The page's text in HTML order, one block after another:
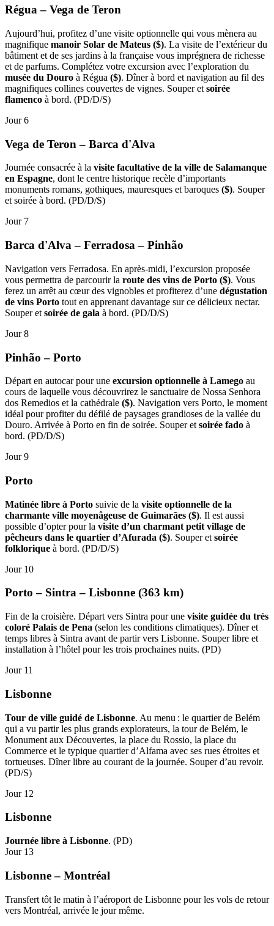
Régua – Vega de Teron
Aujourd’hui, profitez d’une visite optionnelle qui vous mènera au
magnifique manoir Solar de Mateus ($). La visite de l’extérieur du
bâtiment et de ses jardins à la française vous imprégnera de richesse
et de parfums. Complétez votre excursion avec l’exploration du
musée du Douro à Régua ($). Dîner à bord et navigation au fil des
magnifiques collines couvertes de vignes. Souper et soirée
flamenco à bord. (PD/D/S)
Jour 6
Vega de Teron – Barca d'Alva
Journée consacrée à la visite facultative de la ville de Salamanque
en Espagne, dont le centre historique recèle d’importants
monuments romans, gothiques, mauresques et baroques ($). Souper
et soirée à bord. (PD/D/S)
Jour 7
Barca d'Alva – Ferradosa – Pinhão
Navigation vers Ferradosa. En après-midi, l’excursion proposée
vous permettra de parcourir la route des vins de Porto ($). Vous
ferez un arrêt au cœur des vignobles et profiterez d’une dégustation
de vins Porto tout en apprenant davantage sur ce délicieux nectar.
Souper et soirée de gala à bord. (PD/D/S)
Jour 8
Pinhão – Porto
Départ en autocar pour une excursion optionnelle à Lamego au
cours de laquelle vous découvrirez le sanctuaire de Nossa Senhora
dos Remedios et la cathédrale ($). Navigation vers Porto, le moment
idéal pour profiter du défilé de paysages grandioses de la vallée du
Douro. Arrivée à Porto en fin de soirée. Souper et soirée fado à
bord. (PD/D/S)
Jour 9
Porto
Matinée libre à Porto suivie de la visite optionnelle de la
charmante ville moyenâgeuse de Guimarães ($). Il est aussi
possible d’opter pour la visite d’un charmant petit village de
pêcheurs dans le quartier d’Afurada ($). Souper et soirée
folklorique à bord. (PD/D/S)
Jour 10
Porto – Sintra – Lisbonne (363 km)
Fin de la croisière. Départ vers Sintra pour une visite guidée du très
coloré Palais de Pena (selon les conditions climatiques). Dîner et
temps libres à Sintra avant de partir vers Lisbonne. Souper libre et
installation à l’hôtel pour les trois prochaines nuits. (PD)
Jour 11
Lisbonne
Tour de ville guidé de Lisbonne. Au menu : le quartier de Belém
qui a vu partir les plus grands explorateurs, la tour de Belém, le
Monument aux Découvertes, la place du Rossio, la place du
Commerce et le typique quartier d’Alfama avec ses rues étroites et
tortueuses. Dîner libre au courant de la journée. Souper d’au revoir.
(PD/S)
Jour 12
Lisbonne
Journée libre à Lisbonne. (PD)
Jour 13
Lisbonne – Montréal
Transfert tôt le matin à l’aéroport de Lisbonne pour les vols de retour
vers Montréal, arrivée le jour même.